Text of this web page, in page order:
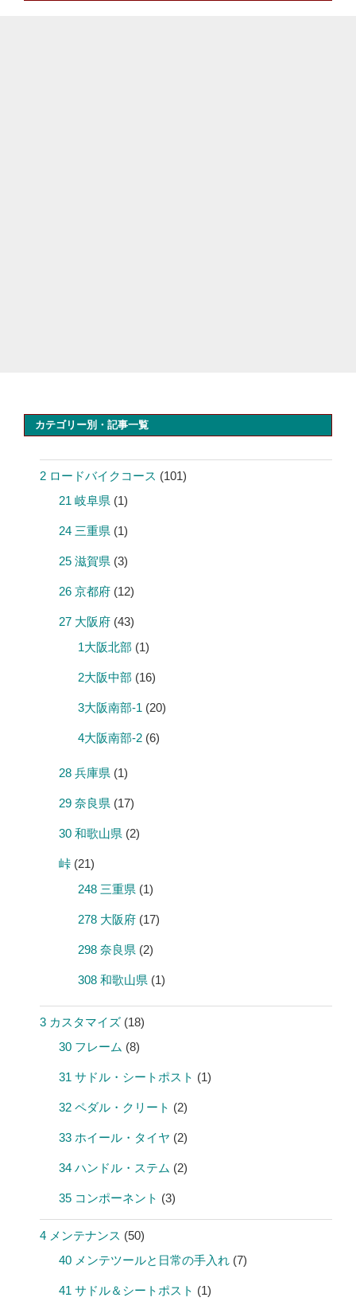
カテゴリー別・記事一覧
2 ロードバイクコース (101)
21 岐阜県 (1)
24 三重県 (1)
25 滋賀県 (3)
26 京都府 (12)
27 大阪府 (43)
1大阪北部 (1)
2大阪中部 (16)
3大阪南部-1 (20)
4大阪南部-2 (6)
28 兵庫県 (1)
29 奈良県 (17)
30 和歌山県 (2)
峠 (21)
248 三重県 (1)
278 大阪府 (17)
298 奈良県 (2)
308 和歌山県 (1)
3 カスタマイズ (18)
30 フレーム (8)
31 サドル・シートポスト (1)
32 ペダル・クリート (2)
33 ホイール・タイヤ (2)
34 ハンドル・ステム (2)
35 コンポーネント (3)
4 メンテナンス (50)
40 メンテツールと日常の手入れ (7)
41 サドル＆シートポスト (1)